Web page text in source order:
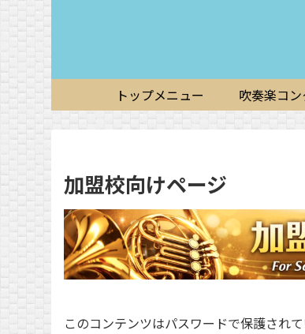
トップメニュー 吹奏楽コ
加盟校向けページ
このコンテンツはパスワードで保護され